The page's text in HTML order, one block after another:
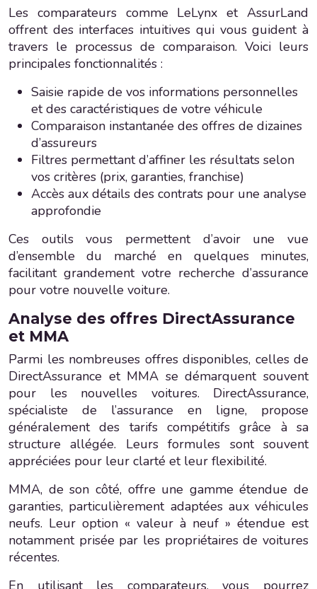
Les comparateurs comme LeLynx et AssurLand
offrent des interfaces intuitives qui vous guident à
travers le processus de comparaison. Voici leurs
principales fonctionnalités :
Saisie rapide de vos informations personnelles
et des caractéristiques de votre véhicule
Comparaison instantanée des offres de dizaines
d’assureurs
Filtres permettant d’affiner les résultats selon
vos critères (prix, garanties, franchise)
Accès aux détails des contrats pour une analyse
approfondie
Ces outils vous permettent d’avoir une vue
d’ensemble du marché en quelques minutes,
facilitant grandement votre recherche d’assurance
pour votre nouvelle voiture.
Analyse des offres DirectAssurance
et MMA
Parmi les nombreuses offres disponibles, celles de
DirectAssurance et MMA se démarquent souvent
pour les nouvelles voitures. DirectAssurance,
spécialiste de l’assurance en ligne, propose
généralement des tarifs compétitifs grâce à sa
structure allégée. Leurs formules sont souvent
appréciées pour leur clarté et leur flexibilité.
MMA, de son côté, offre une gamme étendue de
garanties, particulièrement adaptées aux véhicules
neufs. Leur option « valeur à neuf » étendue est
notamment prisée par les propriétaires de voitures
récentes.